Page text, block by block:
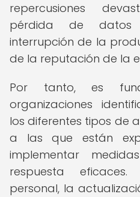
repercusiones
pérdida de
interrupción de la
de la reputación de la
Por tanto, es
organizaciones
los diferentes tipos de
a las que están
implementar
respuesta
personal, la